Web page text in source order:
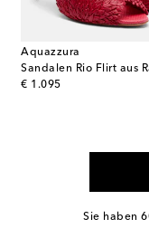
Aquazzura
Sandalen Rio Flirt aus
€ 1.095
original price
Sie haben